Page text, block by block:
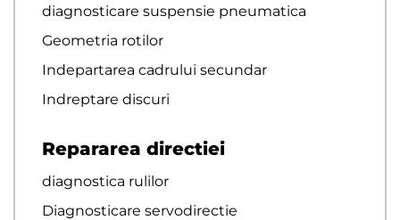
diagnosticare suspensie pneumatica
Geometria rotilor
Indepartarea cadrului secundar
Indreptare discuri
Repararea directiei
diagnostica rulilor
Diagnosticare servodirectie